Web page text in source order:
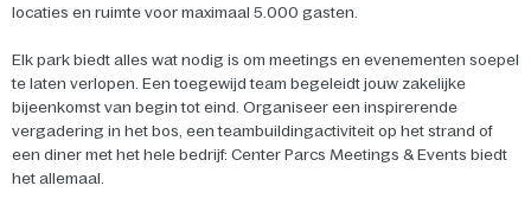
locaties en ruimte voor maximaal 5.000 gasten.
Elk park biedt alles wat nodig is om meetings en evenementen soepel
te laten verlopen. Een toegewijd team begeleidt jouw zakelijke
bijeenkomst van begin tot eind. Organiseer een inspirerende
vergadering in het bos, een teambuildingactiviteit op het strand of
een diner met het hele bedrijf: Center Parcs Meetings & Events biedt
het allemaal.